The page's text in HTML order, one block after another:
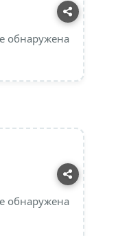
обнаружена
обнаружена